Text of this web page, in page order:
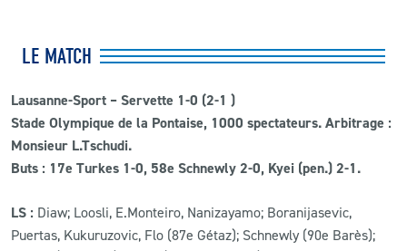
LE MATCH
Lausanne-Sport – Servette 1-0 (2-1 )
Stade Olympique de la Pontaise, 1000 spectateurs. Arbitrage :
Monsieur L.Tschudi.
Buts : 17e Turkes 1-0, 58e Schnewly 2-0, Kyei (pen.) 2-1.
LS : Diaw; Loosli, E.Monteiro, Nanizayamo; Boranijasevic,
Puertas, Kukuruzovic, Flo (87e Gétaz); Schnewly (90e Barès);